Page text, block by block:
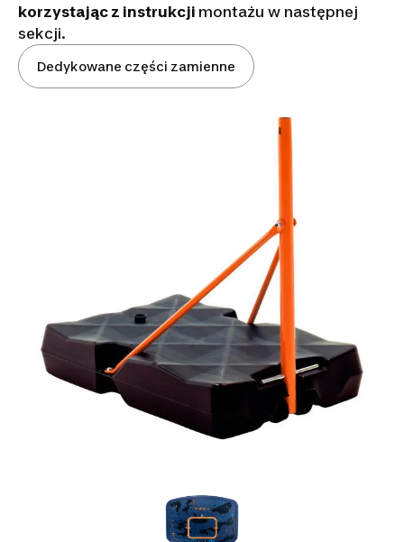
korzystając z instrukcji montażu w następnej
sekcji.
Dedykowane części zamienne